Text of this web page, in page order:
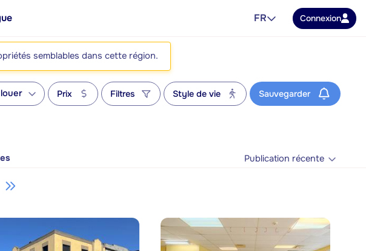
FR Connexion
semblables dans cette région.
Prix Filtres Style de vie Sauvegarder
Publication récente